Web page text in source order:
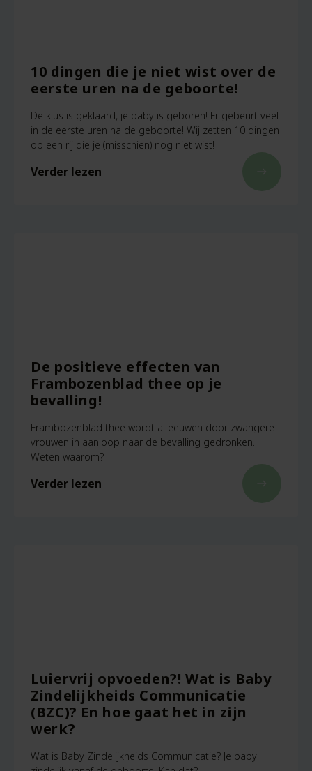
10 dingen die je niet wist over de
eerste uren na de geboorte!
De klus is geklaard, je baby is geboren! Er gebeurt veel
in de eerste uren na de geboorte! Wij zetten 10 dingen
op een rij die je (misschien) nog niet wist!
Verder lezen
De positieve effecten van
Frambozenblad thee op je
bevalling!
Frambozenblad thee wordt al eeuwen door zwangere
vrouwen in aanloop naar de bevalling gedronken.
Weten waarom?
Verder lezen
Luiervrij opvoeden?! Wat is Baby
Zindelijkheids Communicatie
(BZC)? En hoe gaat het in zijn
werk?
Wat is Baby Zindelijkheids Communicatie? Je baby